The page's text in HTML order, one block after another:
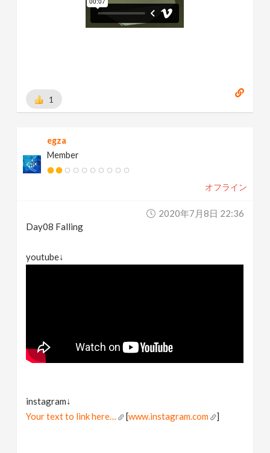
1
egza
Member
オフライン
2020年7月8日 22:36
Day08 Falling
youtube↓
instagram↓
Your text to link here…
[www.instagram.com ]